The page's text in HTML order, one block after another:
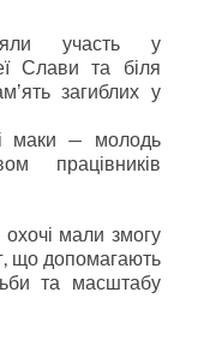
участь у
Слави та біля
загиблих у
маки — молодь
працівників
охочі мали змогу
що допомагають
та масштабу